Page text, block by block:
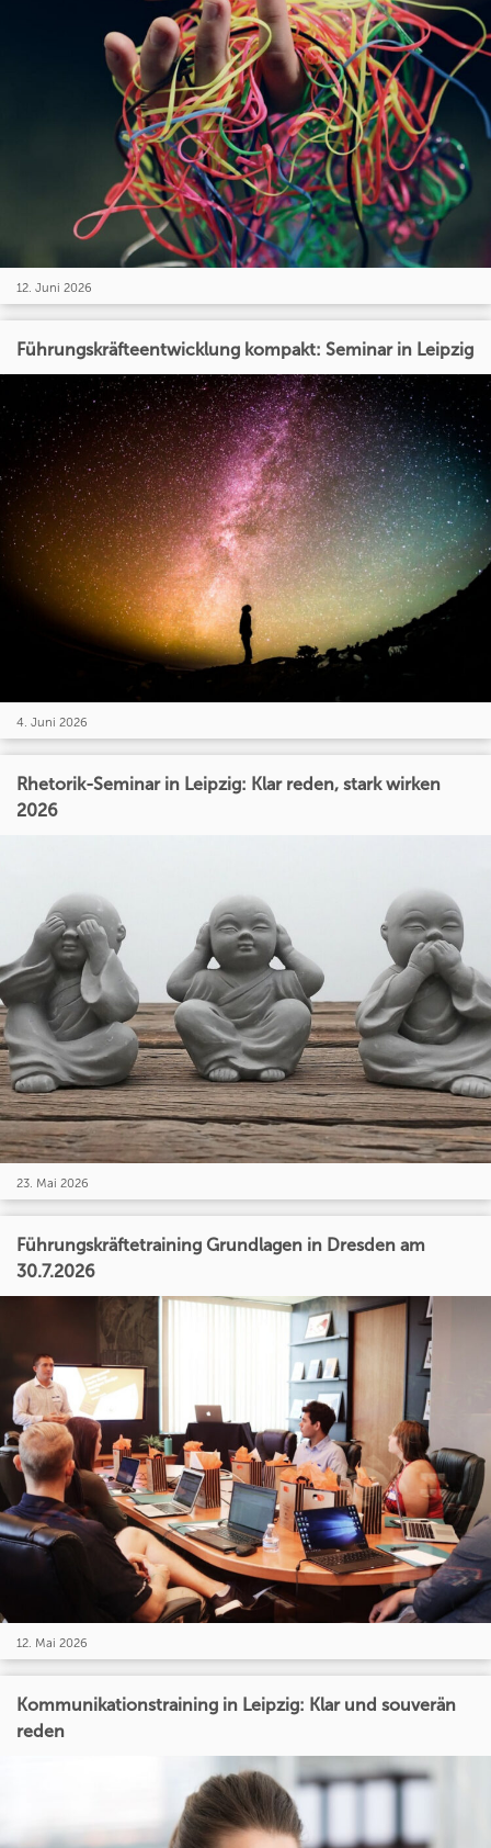
12. Juni 2026
Führungskräfteentwicklung kompakt: Seminar in Leipzig
4. Juni 2026
Rhetorik-Seminar in Leipzig: Klar reden, stark wirken
2026
23. Mai 2026
Führungskräftetraining Grundlagen in Dresden am
30.7.2026
12. Mai 2026
Kommunikationstraining in Leipzig: Klar und souverän
reden